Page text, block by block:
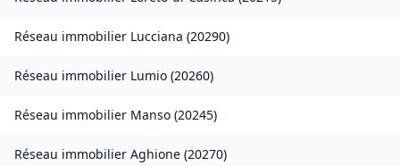
Réseau immobilier Lucciana (20290)
Réseau immobilier Lumio (20260)
Réseau immobilier Manso (20245)
Réseau immobilier Aghione (20270)